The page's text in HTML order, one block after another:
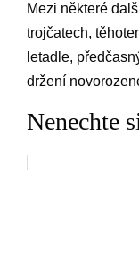
Mezi některé
trojčatech,
letadle,
držení
Nenechte